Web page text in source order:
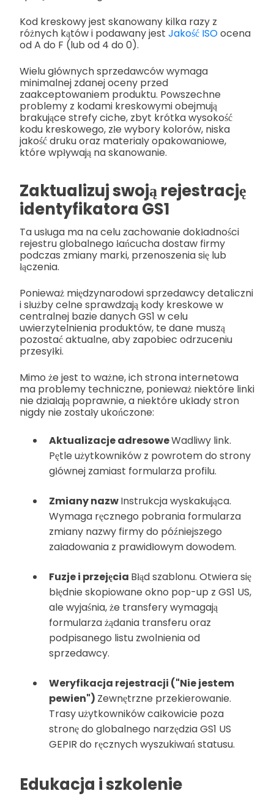
Kod kreskowy jest skanowany kilka razy z
różnych kątów i podawany jest Jakość ISOocena
od A do F (lub od 4 do 0).
Wielu głównych sprzedawców wymaga
minimalnej zdanej oceny przed
zaakceptowaniem produktu. Powszechne
problemy z kodami kreskowymi obejmują
brakujące strefy ciche, zbyt krótka wysokość
kodu kreskowego, złe wybory kolorów, niska
jakość druku oraz materiały opakowaniowe,
które wpływają na skanowanie.
Zaktualizuj swoją rejestrację
identyfikatora GS1
Ta usługa ma na celu zachowanie dokładności
rejestru globalnego łańcucha dostaw firmy
podczas zmiany marki, przenoszenia się lub
łączenia.
Ponieważ międzynarodowi sprzedawcy detaliczni
i służby celne sprawdzają kody kreskowe w
centralnej bazie danych GS1 w celu
uwierzytelnienia produktów, te dane muszą
pozostać aktualne, aby zapobiec odrzuceniu
przesyłki.
Mimo że jest to ważne, ich strona internetowa
ma problemy techniczne, ponieważ niektóre linki
nie działają poprawnie, a niektóre układy stron
nigdy nie zostały ukończone:
Aktualizacje adresoweWadliwy link.
Pętle użytkowników z powrotem do strony
głównej zamiast formularza profilu.
Zmiany nazwInstrukcja wyskakująca.
Wymaga ręcznego pobrania formularza
zmiany nazwy firmy do późniejszego
załadowania z prawidłowym dowodem.
Fuzje i przejęcia Błąd szablonu. Otwiera się
błędnie skopiowane okno pop-up z GS1 US,
ale wyjaśnia, że transfery wymagają
formularza żądania transferu oraz
podpisanego listu zwolnienia od
sprzedawcy.
Weryfikacja rejestracji ("Nie jestem
pewien") Zewnętrzne przekierowanie.
Trasy użytkowników całkowicie poza
stronę do globalnego narzędzia GS1 US
GEPIR do ręcznych wyszukiwań statusu.
Edukacja i szkolenie